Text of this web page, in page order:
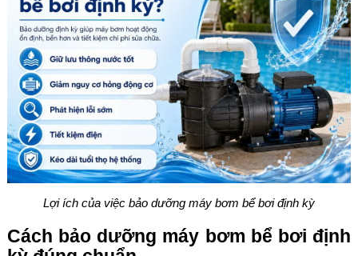
Lợi ích của việc bảo dưỡng máy bơm bể bơi định kỳ
Cách bảo dưỡng máy bơm bể bơi định